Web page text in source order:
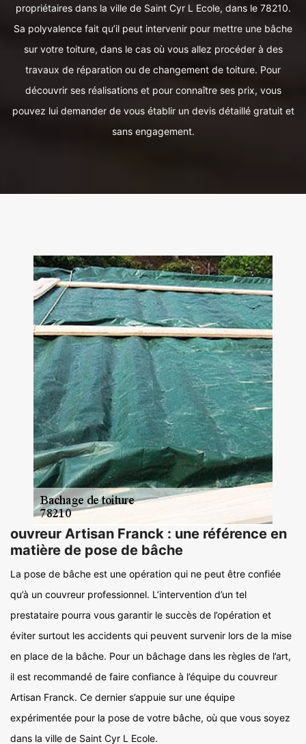
propriétaires dans la ville de Saint Cyr L Ecole, dans le 78210.
Sa polyvalence fait qu’il peut intervenir pour mettre une bâche
sur votre toiture, dans le cas où vous allez procéder à des
travaux de réparation ou de changement de toiture. Pour
découvrir ses réalisations et pour connaître ses prix, vous
pouvez lui demander de vous établir un devis détaillé gratuit et
sans engagement.
ouvreur Artisan Franck : une référence en
matière de pose de bâche
La pose de bâche est une opération qui ne peut être confiée
qu’à un couvreur professionnel. L’intervention d’un tel
prestataire pourra vous garantir le succès de l’opération et
éviter surtout les accidents qui peuvent survenir lors de la mise
en place de la bâche. Pour un bâchage dans les règles de l’art,
il est recommandé de faire confiance à l’équipe du couvreur
Artisan Franck. Ce dernier s’appuie sur une équipe
expérimentée pour la pose de votre bâche, où que vous soyez
dans la ville de Saint Cyr L Ecole.